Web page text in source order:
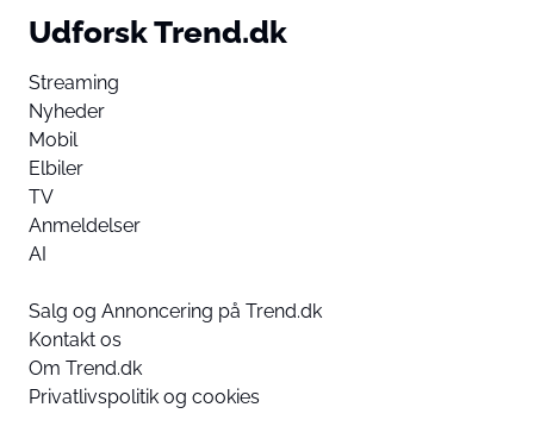
Udforsk Trend.dk
Streaming
Nyheder
Mobil
Elbiler
TV
Anmeldelser
AI
Salg og Annoncering på Trend.dk
Kontakt os
Om Trend.dk
Privatlivspolitik og cookies